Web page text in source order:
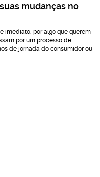
mudanças no
imediato, por algo que querem
por um processo de
de jornada do consumidor ou